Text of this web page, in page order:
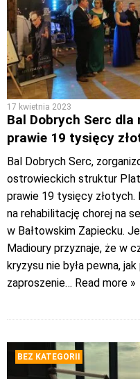
17 kwietnia 2023
Bal Dobrych Serc dla
prawie 19 tysięcy
Bal Dobrych Serc,
ostrowieckich struktur
prawie 19 tysięcy złotych.
na rehabilitację chorej na
w Bałtowskim Zapiecku.
Madioury przyznaje, że w
kryzysu nie była pewna,
zaproszenie… Read more »
BEZ KATEGORII